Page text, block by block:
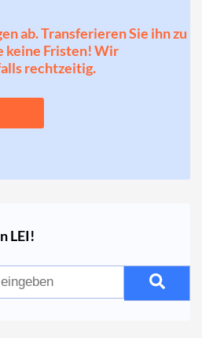
ab. Transferieren Sie ihn zu
keine Fristen! Wir
rechtzeitig.
LEI!